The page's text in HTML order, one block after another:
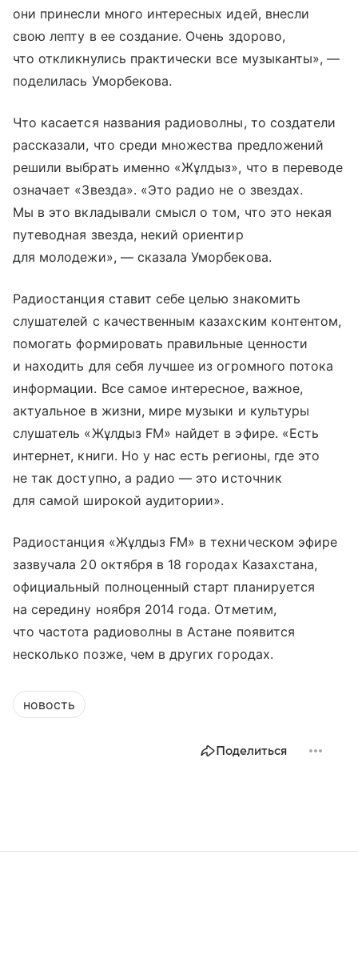
они принесли много интересных идей, внесли
свою лепту в ее создание. Очень здорово,
что откликнулись практически все музыканты», —
поделилась Уморбекова.
Что касается названия радиоволны, то создатели
рассказали, что среди множества предложений
решили выбрать именно «Жұлдыз», что в переводе
означает «Звезда». «Это радио не о звездах.
Мы в это вкладывали смысл о том, что это некая
путеводная звезда, некий ориентир
для молодежи», — сказала Уморбекова.
Радиостанция ставит себе целью знакомить
слушателей с качественным казахским контентом,
помогать формировать правильные ценности
и находить для себя лучшее из огромного потока
информации. Все самое интересное, важное,
актуальное в жизни, мире музыки и культуры
слушатель «Жұлдыз FM» найдет в эфире. «Есть
интернет, книги. Но у нас есть регионы, где это
не так доступно, а радио — это источник
для самой широкой аудитории».
Радиостанция «Жұлдыз FM» в техническом эфире
зазвучала 20 октября в 18 городах Казахстана,
официальный полноценный старт планируется
на середину ноября 2014 года. Отметим,
что частота радиоволны в Астане появится
несколько позже, чем в других городах.
новость
Поделиться